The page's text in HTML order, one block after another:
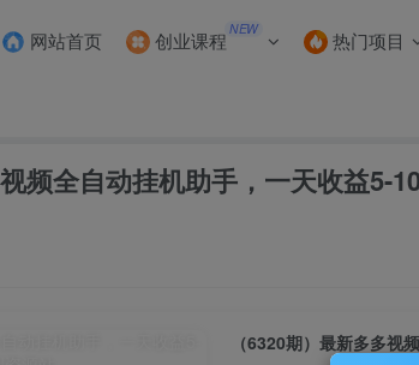
网站首页 创业课程 NEW 热门项目
频全自动挂机助手，一天收益5-
（6320期）最新多多视